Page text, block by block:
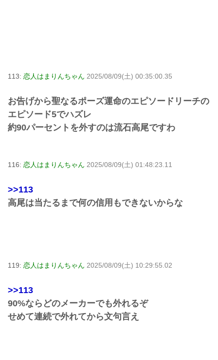
113: 恋人はまりんちゃん 2025/08/09(土) 00:35:00.35
お告げから聖なるポーズ運命のエピソードリーチの
エピソード5でハズレ
約90パーセントを外すのは流石高尾ですわ
116: 恋人はまりんちゃん 2025/08/09(土) 01:48:23.11
>>113
高尾は当たるまで何の信用もできないからな
119: 恋人はまりんちゃん 2025/08/09(土) 10:29:55.02
>>113
90%ならどのメーカーでも外れるぞ
せめて連続で外れてから文句言え